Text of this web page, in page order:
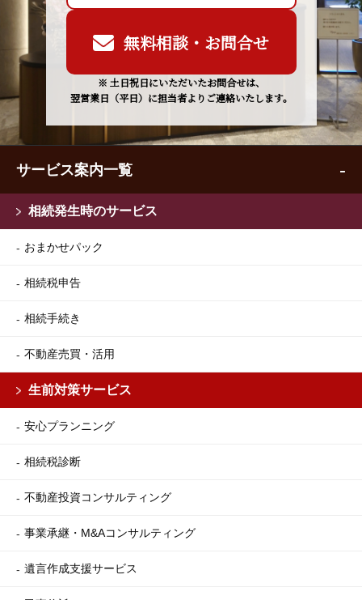
無料相談・お問合せ
※ 土日祝日にいただいたお問合せは、
翌営業日（平日）に担当者よりご連絡いたします。
サービス案内一覧
相続発生時のサービス
おまかせパック
相続税申告
相続手続き
不動産売買・活用
生前対策サービス
安心プランニング
相続税診断
不動産投資コンサルティング
事業承継・M&Aコンサルティング
遺言作成支援サービス